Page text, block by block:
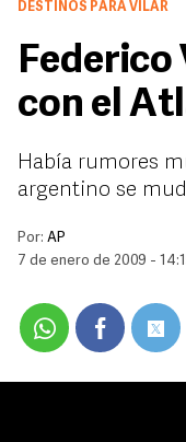
DESTINOS PARA VILAR
Federico
con el
Había rumores
argentino se
Por: AP
7 de enero de 2009 -